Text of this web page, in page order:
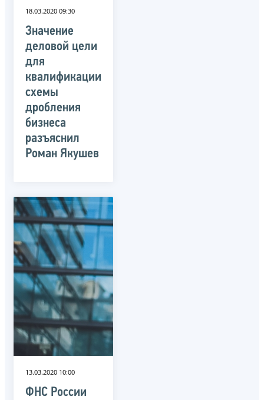
18.03.2020 09:30
Значение
деловой цели
для
квалификации
схемы
дробления
бизнеса
разъяснил
Роман Якушев
13.03.2020 10:00
ФНС России